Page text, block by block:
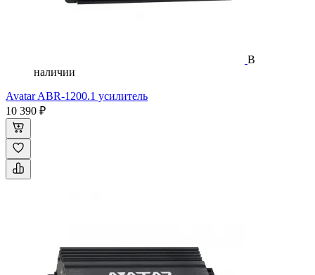
В
наличии
Avatar ABR-1200.1 усилитель
10 390 ₽